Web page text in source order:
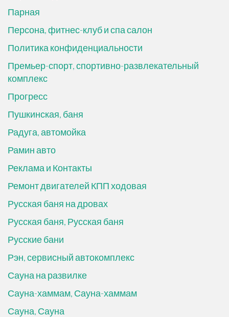
Парная
Персона, фитнес-клуб и спа салон
Политика конфиденциальности
Премьер-спорт, спортивно-развлекательный
комплекс
Прогресс
Пушкинская, баня
Радуга, автомойка
Рамин авто
Реклама и Контакты
Ремонт двигателей КПП ходовая
Русская баня на дровах
Русская баня, Русская баня
Русские бани
Рэн, сервисный автокомплекс
Сауна на развилке
Сауна-хаммам, Сауна-хаммам
Сауна, Сауна